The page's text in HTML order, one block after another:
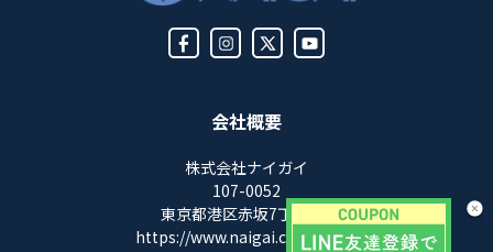
会社概要
株式会社ナイガイ
107-0052
東京都港区赤坂7丁目8-5
https://www.naigai.co.jp/corp/